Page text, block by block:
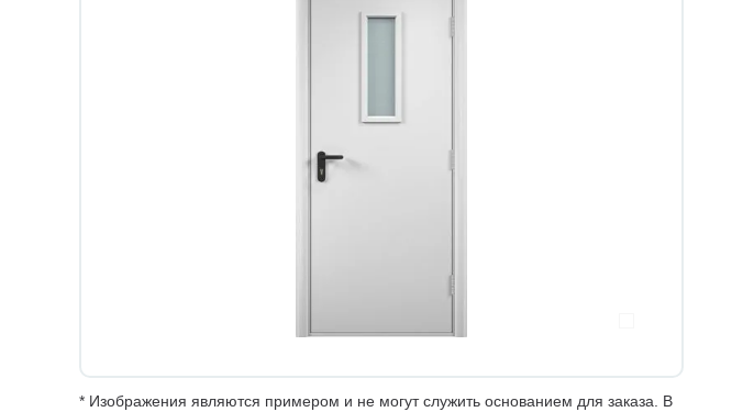
* Изображения являются примером и не могут служить основанием для заказа. В